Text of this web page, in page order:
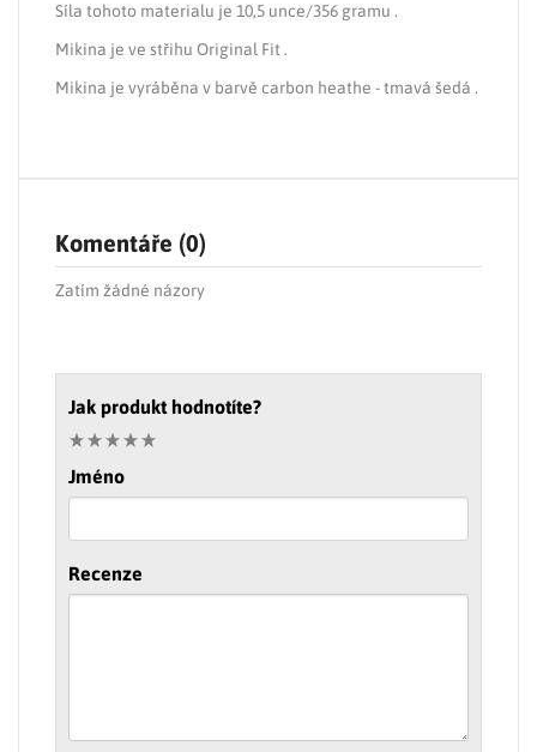
Síla tohoto materialu je 10,5 unce/356 gramu .
Mikina je ve střihu Original Fit .
Mikina je vyráběna v barvě carbon heathe - tmavá šedá .
Komentáře (0)
Zatím žádné názory
Jak produkt hodnotíte?
Jméno
Recenze